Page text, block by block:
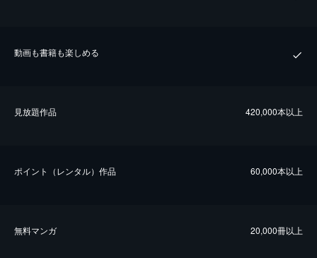
動画も書籍も楽しめる
⾒放題作品 420,000本以上
ポイント（レンタル）作品 60,000本以上
無料マンガ 20,000冊以上